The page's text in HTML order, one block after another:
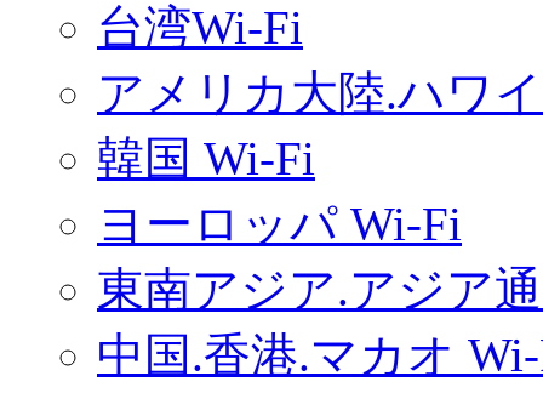
台湾Wi-Fi
アメリカ大陸.ハワ
韓国 Wi-Fi
ヨーロッパ Wi-Fi
東南アジア.アジア
中国.香港.マカオ